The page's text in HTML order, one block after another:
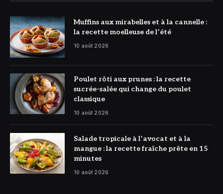
© DR
Muffins aux mirabelles et à la cannelle :
la recette moelleuse de l’été
10 août 2026
© DR
Poulet rôti aux prunes : la recette
sucrée-salée qui change du poulet
classique
10 août 2026
© DR
Salade tropicale à l’avocat et à la
mangue : la recette fraîche prête en 15
minutes
10 août 2026